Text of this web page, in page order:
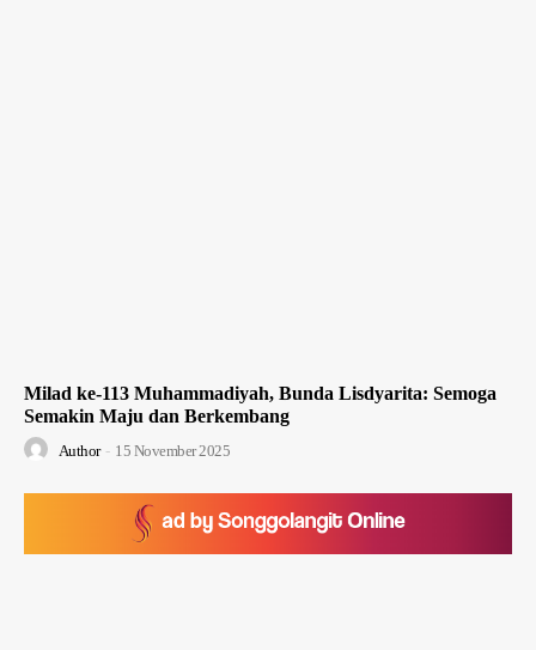
Milad ke-113 Muhammadiyah, Bunda Lisdyarita: Semoga
Semakin Maju dan Berkembang
Author - 15 November 2025